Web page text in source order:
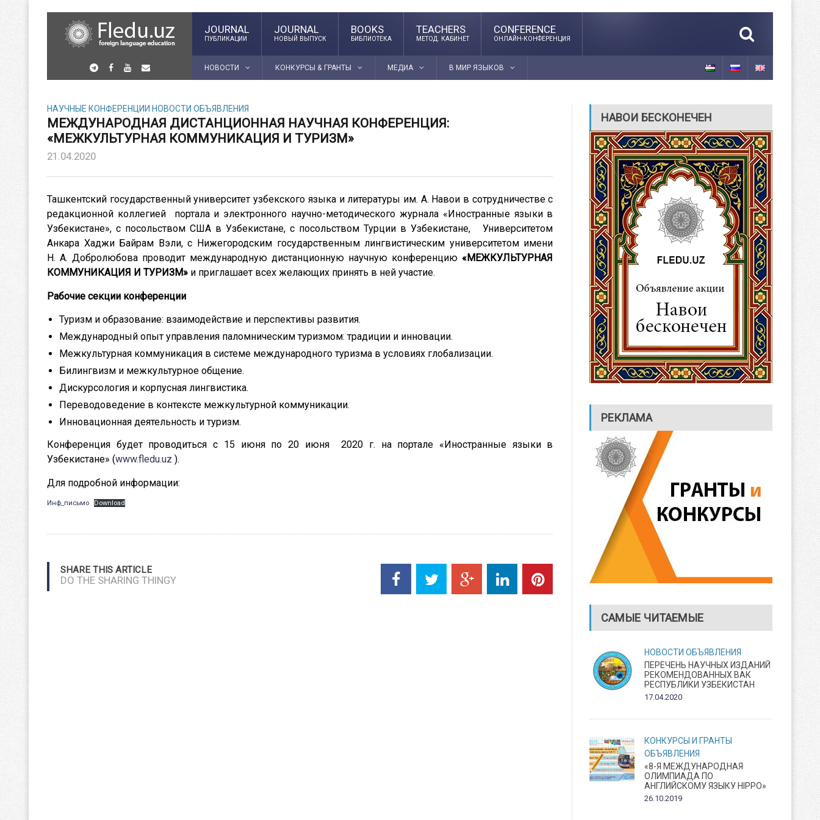
JOURNAL
ПУБЛИКАЦИИ
JOURNAL
НОВЫЙ ВЫПУСК
BOOKS
БИБЛИОТЕКА
TEACHERS
МЕТОД. КАБИНЕТ
CONFERENCE
ОНЛАЙН-КОНФЕРЕНЦИЯ
НОВОСТИ КОНКУРСЫ & ГРАНТЫ МЕДИА В МИР ЯЗЫКОВ
НАУЧНЫЕ КОНФЕРЕНЦИИ НОВОСТИ ОБЪЯВЛЕНИЯ
МЕЖДУНАРОДНАЯ ДИСТАНЦИОННАЯ НАУЧНАЯ КОНФЕРЕНЦИЯ:
«МЕЖКУЛЬТУРНАЯ КОММУНИКАЦИЯ И ТУРИЗМ»
21.04.2020
Ташкентский государственный университет узбекского языка и литературы им. А. Навои в сотрудничестве с
редакционной коллегией портала и электронного научно-методического журнала «Иностранные языки в
Узбекистане», с посольством США в Узбекистане, с посольством Турции в Узбекистане, Университетом
Анкара Хаджи Байрам Вэли, с Нижегородским государственным лингвистическим университетом имени
Н. А. Добролюбова проводит международную дистанционную научную конференцию«МЕЖКУЛЬТУРНАЯ
КОММУНИКАЦИЯ И ТУРИЗМ» и приглашает всех желающих принять в ней участие.
Рабочие секции конференции
Туризм и образование: взаимодействие и перспективы развития.
Международный опыт управления паломническим туризмом: традиции и инновации.
Межкультурная коммуникация в системе международного туризма в условиях глобализации.
Билингвизм и межкультурное общение.
Дискурсология и корпусная лингвистика.
Переводоведение в контексте межкультурной коммуникации.
Инновационная деятельность и туризм.
Конференция будет проводиться с 15 июня по 20 июня 2020 г. на портале «Иностранные языки в
Узбекистане» (www.fledu.uz ).
Для подробной информации:
Инф_письмо Download
SHARE THIS ARTICLE
DO THE SHARING THINGY
НАВОИ БЕСКОНЕЧЕН
РЕКЛАМА
САМЫЕ ЧИТАЕМЫЕ
НОВОСТИ ОБЪЯВЛЕНИЯ
ПЕРЕЧЕНЬ НАУЧНЫХ ИЗДАНИЙ
РЕКОМЕНДОВАННЫХ ВАК
РЕСПУБЛИКИ УЗБЕКИСТАН
17.04.2020
КОНКУРСЫ И ГРАНТЫ
ОБЪЯВЛЕНИЯ
«8-Я МЕЖДУНАРОДНАЯ
ОЛИМПИАДА ПО
АНГЛИЙСКОМУ ЯЗЫКУ HIPPO»
26.10.2019